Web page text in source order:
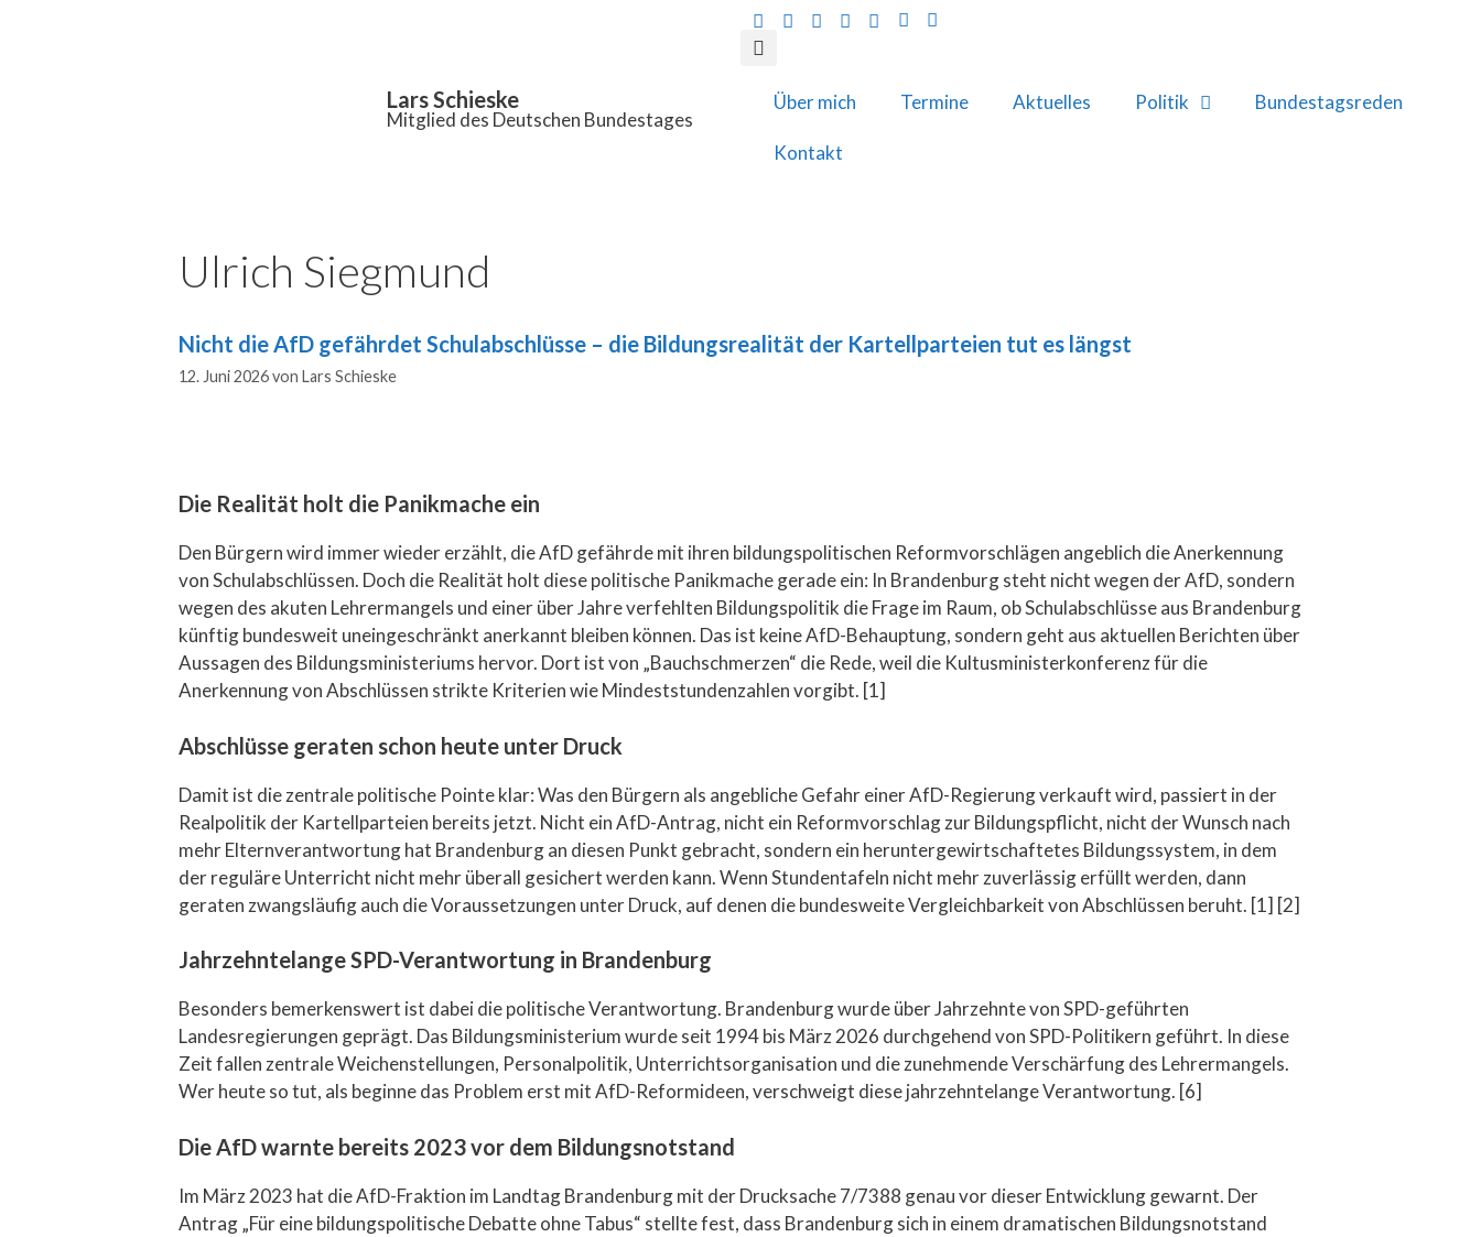
Lars Schieske
Mitglied des Deutschen Bundestages
Über mich Termine Aktuelles Politik Bundestagsreden
Kontakt
Ulrich Siegmund
Nicht die AfD gefährdet Schulabschlüsse – die Bildungsrealität der Kartellparteien tut es längst
12. Juni 2026von Lars Schieske
Die Realität holt die Panikmache ein
Den Bürgern wird immer wieder erzählt, die AfD gefährde mit ihren bildungspolitischen Reformvorschlägen angeblich die Anerkennung
von Schulabschlüssen. Doch die Realität holt diese politische Panikmache gerade ein: In Brandenburg steht nicht wegen der AfD, sondern
wegen des akuten Lehrermangels und einer über Jahre verfehlten Bildungspolitik die Frage im Raum, ob Schulabschlüsse aus Brandenburg
künftig bundesweit uneingeschränkt anerkannt bleiben können. Das ist keine AfD-Behauptung, sondern geht aus aktuellen Berichten über
Aussagen des Bildungsministeriums hervor. Dort ist von „Bauchschmerzen“ die Rede, weil die Kultusministerkonferenz für die
Anerkennung von Abschlüssen strikte Kriterien wie Mindeststundenzahlen vorgibt. [1]
Abschlüsse geraten schon heute unter Druck
Damit ist die zentrale politische Pointe klar: Was den Bürgern als angebliche Gefahr einer AfD-Regierung verkauft wird, passiert in der
Realpolitik der Kartellparteien bereits jetzt. Nicht ein AfD-Antrag, nicht ein Reformvorschlag zur Bildungspflicht, nicht der Wunsch nach
mehr Elternverantwortung hat Brandenburg an diesen Punkt gebracht, sondern ein heruntergewirtschaftetes Bildungssystem, in dem
der reguläre Unterricht nicht mehr überall gesichert werden kann. Wenn Stundentafeln nicht mehr zuverlässig erfüllt werden, dann
geraten zwangsläufig auch die Voraussetzungen unter Druck, auf denen die bundesweite Vergleichbarkeit von Abschlüssen beruht. [1] [2]
Jahrzehntelange SPD-Verantwortung in Brandenburg
Besonders bemerkenswert ist dabei die politische Verantwortung. Brandenburg wurde über Jahrzehnte von SPD-geführten
Landesregierungen geprägt. Das Bildungsministerium wurde seit 1994 bis März 2026 durchgehend von SPD-Politikern geführt. In diese
Zeit fallen zentrale Weichenstellungen, Personalpolitik, Unterrichtsorganisation und die zunehmende Verschärfung des Lehrermangels.
Wer heute so tut, als beginne das Problem erst mit AfD-Reformideen, verschweigt diese jahrzehntelange Verantwortung. [6]
Die AfD warnte bereits 2023 vor dem Bildungsnotstand
Im März 2023 hat die AfD-Fraktion im Landtag Brandenburg mit der Drucksache 7/7388 genau vor dieser Entwicklung gewarnt. Der
Antrag „Für eine bildungspolitische Debatte ohne Tabus“ stellte fest, dass Brandenburg sich in einem dramatischen Bildungsnotstand